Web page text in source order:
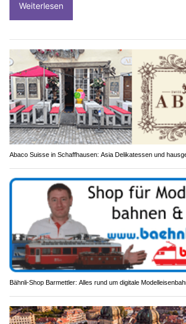
Weiterlesen
Abaco Suisse in Schaffhausen: Asia Delikatessen und
Bähnli-Shop Barmettler: Alles rund um digitale